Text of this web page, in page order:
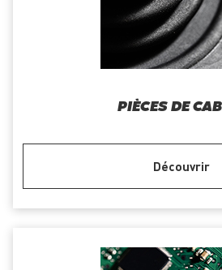
PIÈCES DE
Découvrir